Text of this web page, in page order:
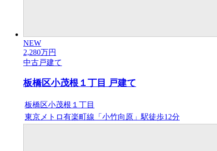
NEW
2,280万円
中古戸建て
板橋区小茂根１丁目 戸建て
板橋区小茂根１丁目
東京メトロ有楽町線「小竹向原」駅徒歩12分